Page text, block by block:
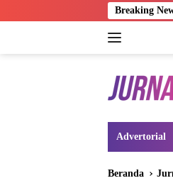
ke
Breaking
Advertorial
Beranda